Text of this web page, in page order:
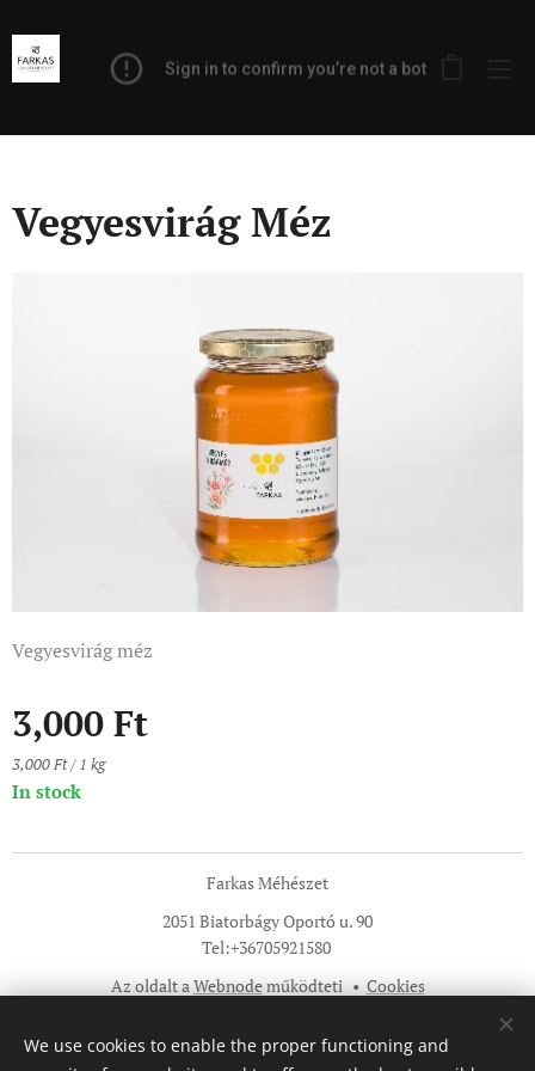
Vegyesvirág Méz
Vegyesvirág méz
3,000 Ft
3,000 Ft / 1 kg
In stock
Farkas Méhészet
2051 Biatorbágy Oportó u. 90
Tel:+36705921580
Az oldalt aWebnodeműködteti Cookies
Languages
We use cookies to enable the proper functioning and